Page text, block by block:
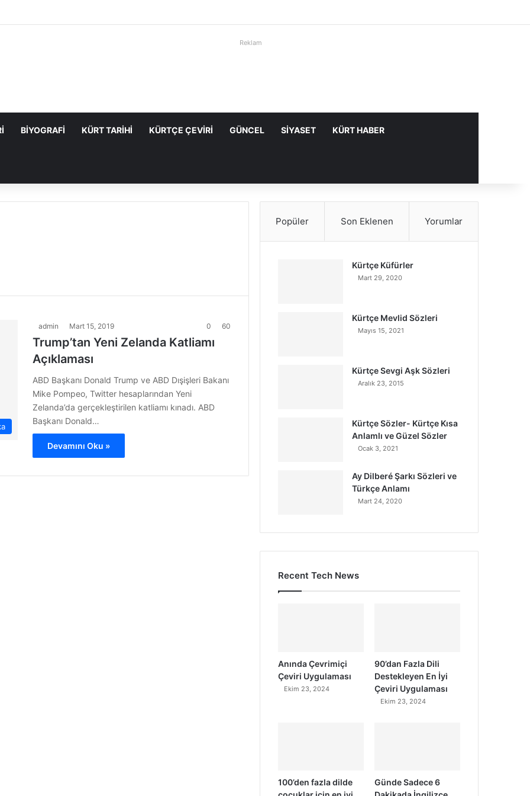
Reklam
BIYOGRAFI KÜRT TARIHI KÜRTÇE ÇEVIRI GÜNCEL SIYASET KÜRT HABER
admin Mart 15, 2019 0 60
Trump’tan Yeni Zelanda Katliamı
Açıklaması
ABD Başkanı Donald Trump ve ABD Dışişleri Bakanı
Mike Pompeo, Twitter hesaplarından Yeni
Zelanda’da gerçekleştirilen katliamı kınadı. ABD
Başkanı Donald…
Devamını Oku »
Popüler Son Eklenen Yorumlar
Kürtçe Küfürler
Mart 29, 2020
Kürtçe Mevlid Sözleri
Mayıs 15, 2021
Kürtçe Sevgi Aşk Sözleri
Aralık 23, 2015
Kürtçe Sözler- Kürtçe Kısa
Anlamlı ve Güzel Sözler
Ocak 3, 2021
Ay Dilberé Şarkı Sözleri ve
Türkçe Anlamı
Mart 24, 2020
Recent Tech News
Anında Çevrimiçi
Çeviri Uygulaması
Ekim 23, 2024
90’dan Fazla Dili
Destekleyen En İyi
Çeviri Uygulaması
Ekim 23, 2024
100’den fazla dilde
Günde Sadece 6